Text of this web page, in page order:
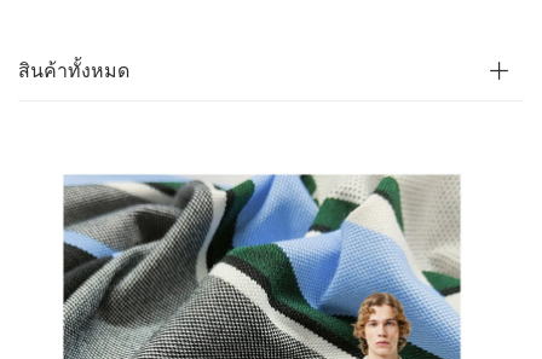
สินค้าทั้งหมด